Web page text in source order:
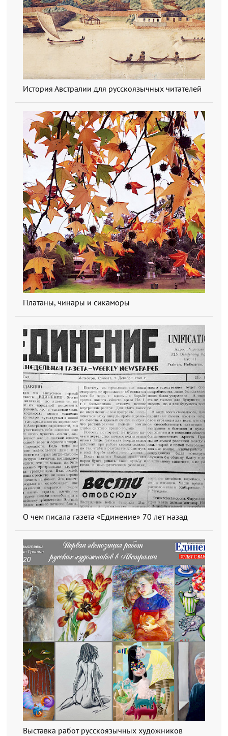
История Австралии для русскоязычных читателей
Платаны, чинары и сикаморы
О чем писала газета «Единение» 70 лет назад
Выставка работ русскоязычных художников